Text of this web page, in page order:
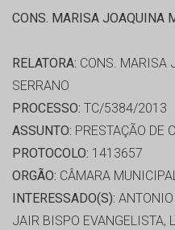
CONS. MARISA JOAQUINA
RELATORA: CONS. MARISA
SERRANO
PROCESSO: TC/5384/2013
ASSUNTO: PRESTAÇÃO DE
PROTOCOLO: 1413657
ORGÃO: CÂMARA
INTERESSADO(S):
JAIR BISPO EVANGELISTA,